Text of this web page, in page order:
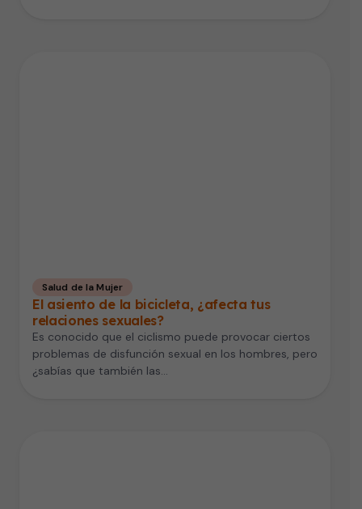
Salud de la Mujer
El asiento de la bicicleta, ¿afecta tus
relaciones sexuales?
Es conocido que el ciclismo puede provocar ciertos
problemas de disfunción sexual en los hombres, pero
¿sabías que también las…